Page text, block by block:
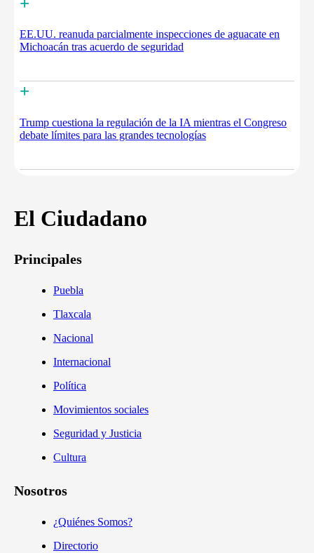
EE.UU. reanuda parcialmente inspecciones de aguacate en
Michoacán tras acuerdo de seguridad
+
Trump cuestiona la regulación de la IA mientras el Congreso
debate límites para las grandes tecnologías
El Ciudadano
Principales
Puebla
Tlaxcala
Nacional
Internacional
Política
Movimientos sociales
Seguridad y Justicia
Cultura
Nosotros
¿Quiénes Somos?
Directorio